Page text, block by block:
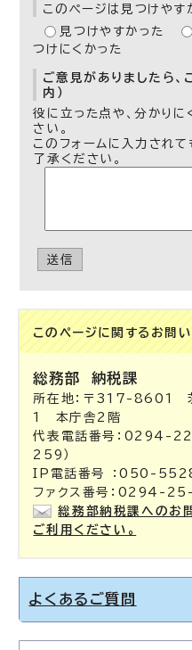
このページは見つけやす
見つけやすかった
つけにくかった
ご意見がありましたら、
内）
役に立った点や、分かり
さい。
このフォームに入力され
了承ください。
送信
このページに関する お問
総務部 納税課
所在地：〒317-8601
1 本庁舎2階
代表電話番号：0294-
259）
IP電話番号 ：050-
ファクス番号：0294-
総務部納税課へのお
ご利用ください。
よくあるご質問